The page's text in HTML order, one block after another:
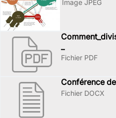
Image JPEG
_
Fichier PDF
Conférence
Fichier DOCX